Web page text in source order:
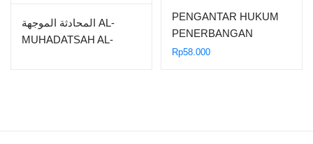
المحادثة الموجهة AL-
MUHADATSAH AL-
PENGANTAR HUKUM
PENERBANGAN
PRIVAT
Rp58.000